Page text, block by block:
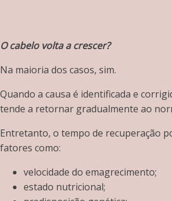
O cabelo volta a crescer?
Na maioria dos casos, sim.
Quando a causa é identificada e
tende a retornar gradualmente ao
Entretanto, o tempo de recuperação
fatores como:
velocidade do emagrecimento;
estado nutricional;